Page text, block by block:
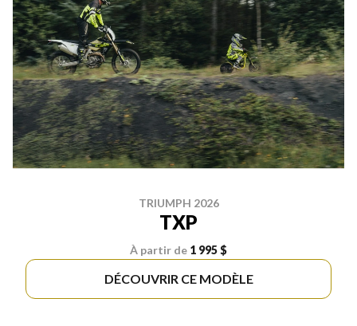
TRIUMPH 2026
TXP
À partir de 1 995 $
DÉCOUVRIR CE MODÈLE